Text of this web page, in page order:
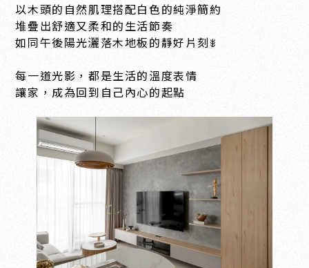
以木頭的自然肌理搭配白色的純淨簡約
堆疊出舒適又柔和的生活節奏
如同午後陽光灑落木地板的靜好片刻ꎺ
每一道光影，都是生活的溫度表情
讓家，成為回到自己內心的起點